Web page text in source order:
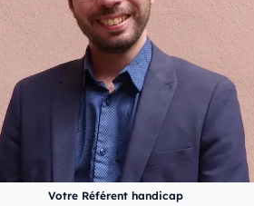
Votre Référent handicap